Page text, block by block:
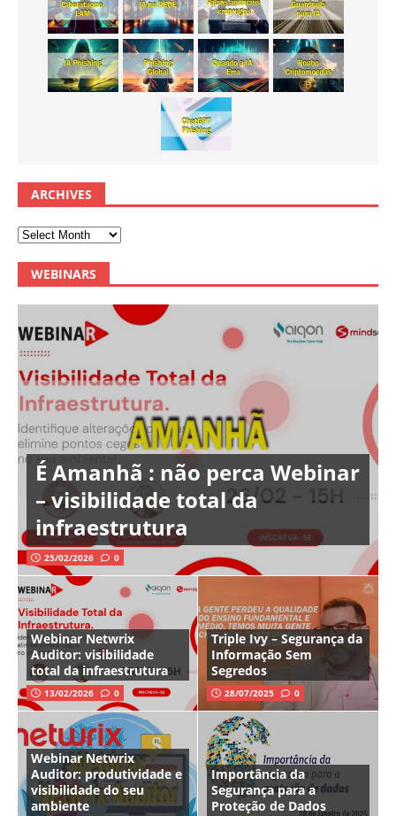
ARCHIVES
WEBINARS
É Amanhã : não perca Webinar
– visibilidade total da
infraestrutura
25/02/2026 0
Webinar Netwrix
Auditor: visibilidade
total da infraestrutura
13/02/2026 0
Triple Ivy – Segurança da
Informação Sem
Segredos
28/07/2025 0
Webinar Netwrix
Auditor: produtividade e
visibilidade do seu
ambiente
Importância da
Segurança para a
Proteção de Dados